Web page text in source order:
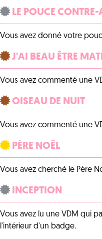
LE POUCE CONTRE-
Vous avez donné votre
J'AI BEAU ÊTRE
Vous avez commenté une
OISEAU DE NUIT
Vous avez commenté une
PÈRE NOËL
Vous avez cherché le Père
INCEPTION
Vous avez lu une VDM qui
l'intérieur d'un badge.